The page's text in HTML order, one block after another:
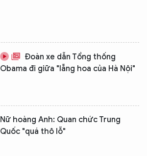
Đoàn xe dẫn Tổng thống
Obama đi giữa "lẵng hoa của Hà Nội"
Nữ hoàng Anh: Quan chức Trung
Quốc "quá thô lỗ"